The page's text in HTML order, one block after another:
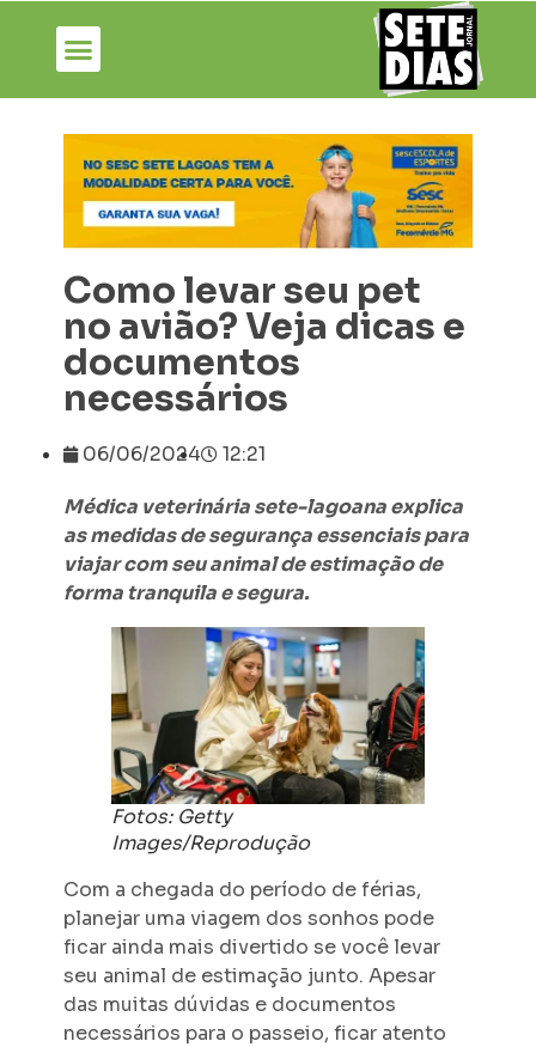
Como levar seu pet
no avião? Veja dicas e
documentos
necessários
06/06/2024 12:21
Médica veterinária sete-lagoana explica
as medidas de segurança essenciais para
viajar com seu animal de estimação de
forma tranquila e segura.
Fotos: Getty
Images/Reprodução
Com a chegada do período de férias,
planejar uma viagem dos sonhos pode
ficar ainda mais divertido se você levar
seu animal de estimação junto. Apesar
das muitas dúvidas e documentos
necessários para o passeio, ficar atento